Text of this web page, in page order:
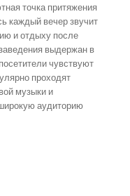
точка притяжения
каждый вечер звучит
и отдыху после
выдержан в
чувствуют
проходят
музыки и
аудиторию